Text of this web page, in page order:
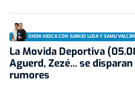
ONDA VASCA CON JUANJO LUSA Y SAMU
La Movida Deportiva
Aguerd, Zezé... se
rumores